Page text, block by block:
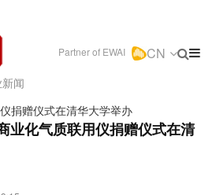
Partner of EWAI CN
闻
捐赠仪式在清华大学举办
业化气质联用仪捐赠仪式在清